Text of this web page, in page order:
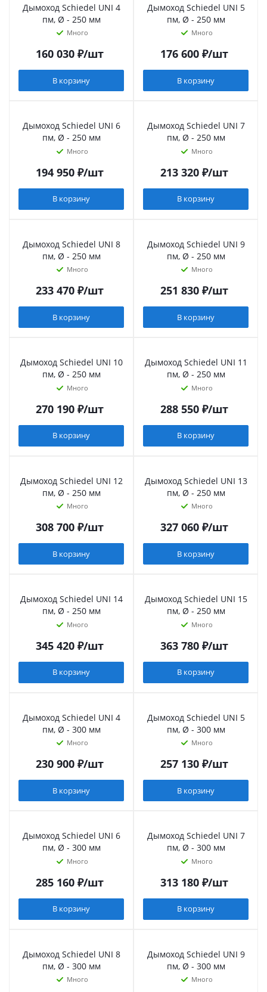
Дымоход Schiedel UNI 4
пм, Ø - 250 мм
Много
160 030₽/шт
В корзину
Дымоход Schiedel UNI 5
пм, Ø - 250 мм
Много
176 600₽/шт
В корзину
Дымоход Schiedel UNI 6
пм, Ø - 250 мм
Много
194 950₽/шт
В корзину
Дымоход Schiedel UNI 7
пм, Ø - 250 мм
Много
213 320₽/шт
В корзину
Дымоход Schiedel UNI 8
пм, Ø - 250 мм
Много
233 470₽/шт
В корзину
Дымоход Schiedel UNI 9
пм, Ø - 250 мм
Много
251 830₽/шт
В корзину
Дымоход Schiedel UNI 10
пм, Ø - 250 мм
Много
270 190₽/шт
В корзину
Дымоход Schiedel UNI 11
пм, Ø - 250 мм
Много
288 550₽/шт
В корзину
Дымоход Schiedel UNI 12
пм, Ø - 250 мм
Много
308 700₽/шт
В корзину
Дымоход Schiedel UNI 13
пм, Ø - 250 мм
Много
327 060₽/шт
В корзину
Дымоход Schiedel UNI 14
пм, Ø - 250 мм
Много
345 420₽/шт
В корзину
Дымоход Schiedel UNI 15
пм, Ø - 250 мм
Много
363 780₽/шт
В корзину
Дымоход Schiedel UNI 4
пм, Ø - 300 мм
Много
230 900₽/шт
В корзину
Дымоход Schiedel UNI 5
пм, Ø - 300 мм
Много
257 130₽/шт
В корзину
Дымоход Schiedel UNI 6
пм, Ø - 300 мм
Много
285 160₽/шт
В корзину
Дымоход Schiedel UNI 7
пм, Ø - 300 мм
Много
313 180₽/шт
В корзину
Дымоход Schiedel UNI 8
пм, Ø - 300 мм
Много
Дымоход Schiedel UNI 9
пм, Ø - 300 мм
Много